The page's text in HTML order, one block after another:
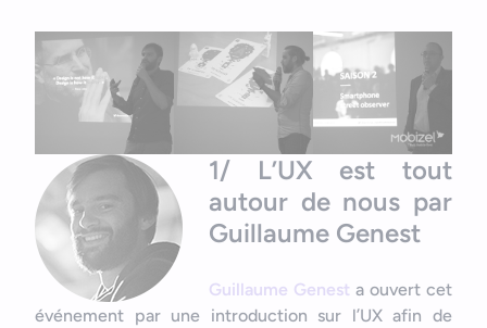
1/ L’UX est tout
autour de nous par
Guillaume Genest
Guillaume Genest a ouvert cet
événement par une introduction sur l’UX afin de